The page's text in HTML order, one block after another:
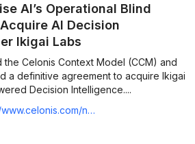
AI’s Operational Blind
AI Decision
Ikigai Labs
Celonis Context Model (CCM) and
a definitive agreement to acquire Ikigai
Decision Intelligence....
the-context-model-to-eliminate-enterprise-ais-operational-blind-spots-agrees-to-acquire-ai-decision-intelligence-leader-ikigai-labs